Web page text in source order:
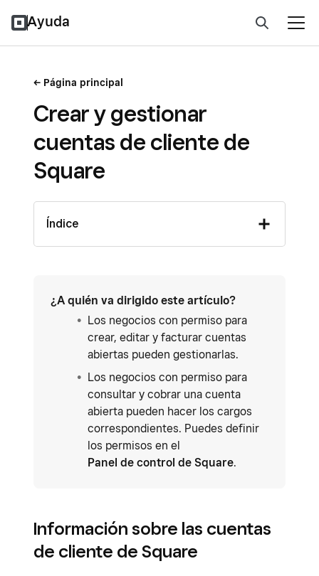
Ayuda
Página principal
Crear y gestionar
cuentas de cliente de
Square
Índice
¿A quién va dirigido este artículo?
Los negocios con permiso para
crear, editar y facturar cuentas
abiertas pueden gestionarlas.
Los negocios con permiso para
consultar y cobrar una cuenta
abierta pueden hacer los cargos
correspondientes. Puedes definir
los permisos en el
Panel de control de Square.
Información sobre las cuentas
de cliente de Square